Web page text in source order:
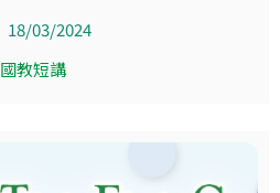
18/03/2024
國教短講